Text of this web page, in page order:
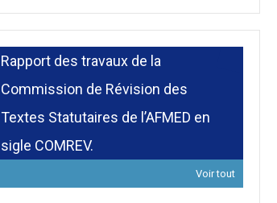
Rapport des travaux de la
Commission de Révision des
Textes Statutaires de l’AFMED en
sigle COMREV.
Voir tout